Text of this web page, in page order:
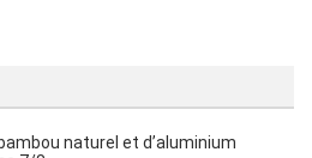
naturel et d’aluminium